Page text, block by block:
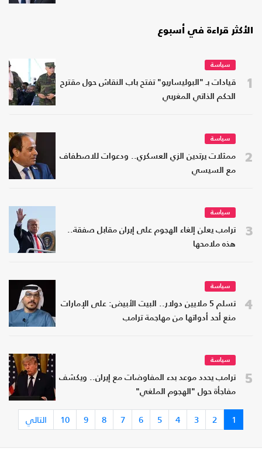
الأكثر قراءة في أسبوع
1
سياسة
قيادات بـ "البوليساريو" تفتح باب النقاش حول مقترح
الحكم الذاتي المغربي
2
سياسة
ممثلات يرتدين الزي العسكري.. ودعوات للاصطفاف
مع السيسي
3
سياسة
ترامب يعلن إلغاء الهجوم على إيران مقابل صفقة..
هذه ملامحها
4
سياسة
تسلم 5 ملايين دولار.. البيت الأبيض: على الإمارات
منع أحد أدواتها من مهاجمة ترامب
5
سياسة
ترامب يحدد موعد بدء المفاوضات مع إيران.. ويكشف
مفاجأة حول "الهجوم الملغي"
1
2
3
4
5
6
7
8
9
10 التالي